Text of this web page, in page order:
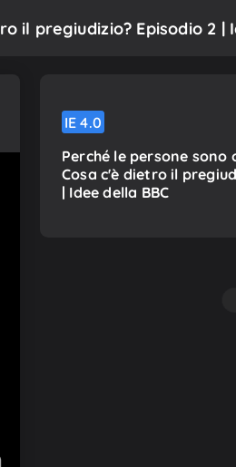
il pregiudizio? Episodio 2 |
IE4.0
Perché le persone sono
Cosa c'è dietro il
| Idee della BBC